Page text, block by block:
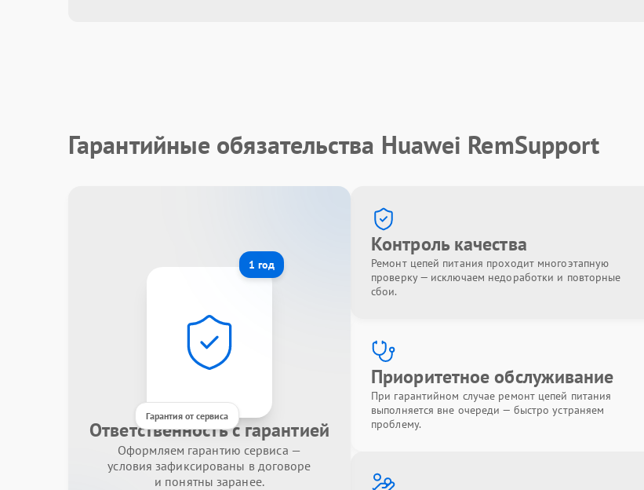
Гарантийные обязательства Huawei RemSupport
1 год
Гарантия от сервиса
Ответственность с гарантией
Оформляем гарантию сервиса —
условия зафиксированы в договоре
и понятны заранее.
Контроль качества
Ремонт цепей питания проходит многоэтапную
проверку — исключаем недоработки и повторные
сбои.
Приоритетное обслуживание
При гарантийном случае ремонт цепей питания
выполняется вне очереди — быстро устраняем
проблему.